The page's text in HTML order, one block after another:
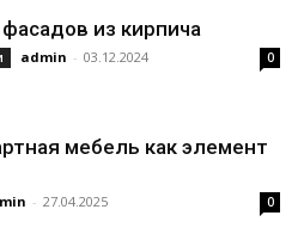
из кирпича
admin - 03.12.2024 0
мебель как элемент
- 27.04.2025 0